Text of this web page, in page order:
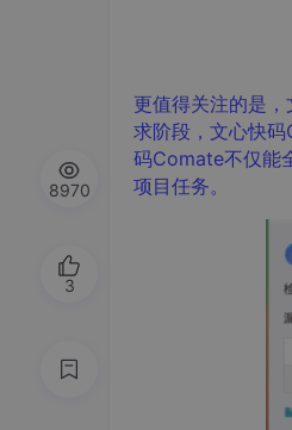
更值得关注的是，
求阶段，文心快
码Comate不仅能
项目任务。
8970
3